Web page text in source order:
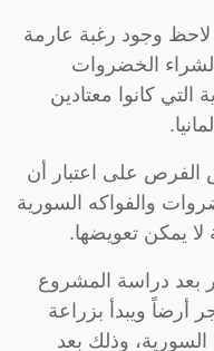
لاحظ وجود رغبة عارمة
لشراء الخضروات
التي كانوا معتادين
الفرص على اعتبار أن
والفواكه السورية
لا يمكن تعويضها.
بعد دراسة المشروع
أرضاً ويبدأ بزراعة
وذلك بعد